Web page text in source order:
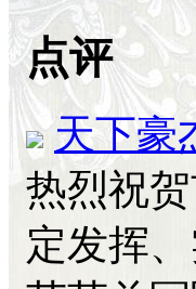
点评
天下豪
热烈祝
定发挥